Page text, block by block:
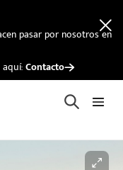
pasar por nosotros en
Contacto